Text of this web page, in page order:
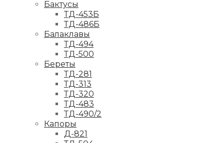
Бактусы
ТД-453Б
ТД-486Б
Балаклавы
ТД-494
ТД-500
Береты
ТД-281
ТД-313
ТД-320
ТД-483
ТД-490/2
Капоры
Д-821